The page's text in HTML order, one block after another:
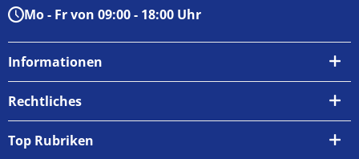
Mo - Fr von 09:00 - 18:00 Uhr
Informationen
Über uns
Rechtliches
AGB
Top Rubriken